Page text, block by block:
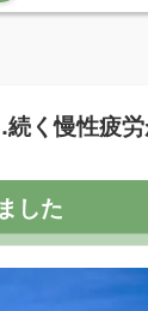
く慢性疲
した